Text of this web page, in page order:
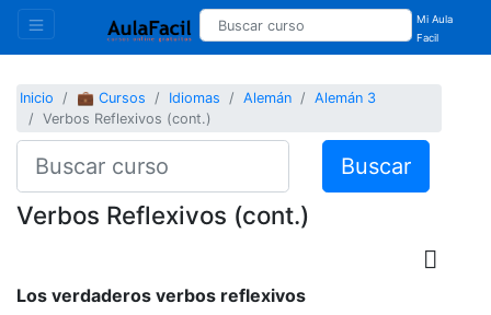
Mi Aula
Facil
Inicio 💼 Cursos Idiomas Alemán
Alemán 3
Verbos Reflexivos (cont.)
Buscar
Verbos Reflexivos (cont.)
Los verdaderos verbos reflexivos